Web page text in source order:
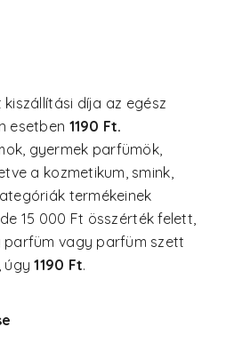
díja az egész
esetben 1190 Ft.
gyermek parfümök,
a kozmetikum, smink,
termékeinek
de 15 000 Ft összérték felett,
parfüm vagy parfüm szett
úgy1190 Ft.